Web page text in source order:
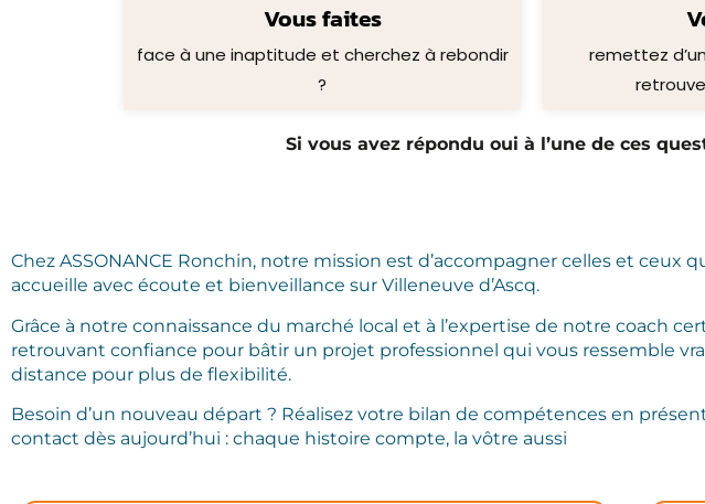
Vous faites
face à une inaptitude et cherchez à rebondir
?
remettez
Si vous avez répondu oui à l’une de ces
Chez ASSONANCE Ronchin, notre mission est d’accompagner celles et
accueille avec écoute et bienveillance sur Villeneuve d’Ascq.
Grâce à notre connaissance du marché local et à l’expertise de notre coach
retrouvant confiance pour bâtir un projet professionnel qui vous ressemble
distance pour plus de flexibilité.
Besoin d’un nouveau départ ? Réalisez votre bilan de compétences en
contact dès aujourd’hui : chaque histoire compte, la vôtre aussi